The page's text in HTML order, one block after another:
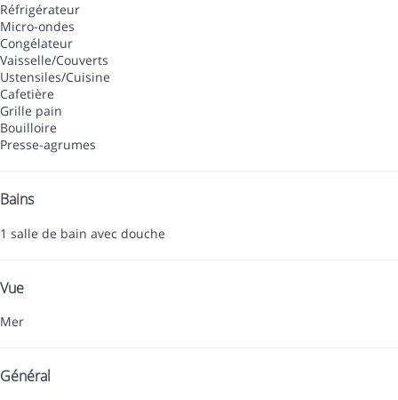
Réfrigérateur
Micro-ondes
Congélateur
Vaisselle/Couverts
Ustensiles/Cuisine
Cafetière
Grille pain
Bouilloire
Presse-agrumes
Bains
1 salle de bain avec douche
Vue
Mer
Général